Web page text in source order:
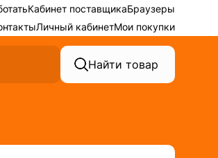
Кабинет поставщикаБраузеры
Личный кабинетМои покупки
Найти товар